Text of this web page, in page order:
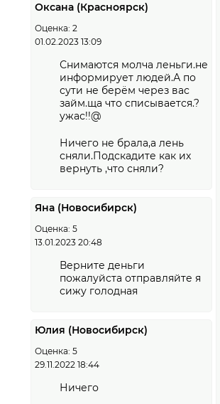
Оксана (Красноярск)
Оценка: 2
01.02.2023 13:09
Снимаются молча леньги.не
информирует людей.А по
сути не берём через вас
займ.ща что списывается.?
ужас!!@
Ничего не брала,а лень
сняли.Подскадите как их
вернуть ,что сняли?
Яна (Новосибирск)
Оценка: 5
13.01.2023 20:48
Верните деньги
пожалуйста отправляйте я
сижу голодная
Юлия (Новосибирск)
Оценка: 5
29.11.2022 18:44
Ничего